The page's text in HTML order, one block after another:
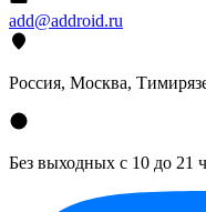
add@addroid.ru
Россия, Москва,
Без выходных с 10 до 21